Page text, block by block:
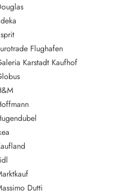
Flughafen
Karstadt Kaufhof
Dutti